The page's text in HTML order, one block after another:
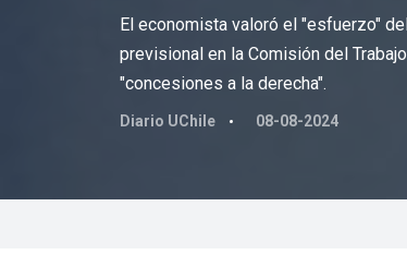
El economista valoró el "esfuerzo"
previsional en la Comisión del
"concesiones a la derecha".
Diario UChile 08-08-2024